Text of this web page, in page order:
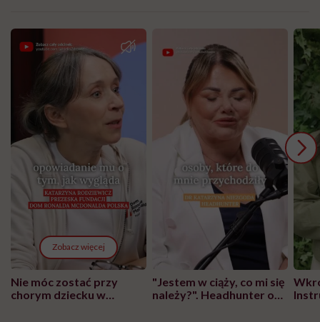
Zobacz więcej
Nie móc zostać przy
chorym dziecku w
"Jestem w ciąży, co mi się
należy?". Headhunter o